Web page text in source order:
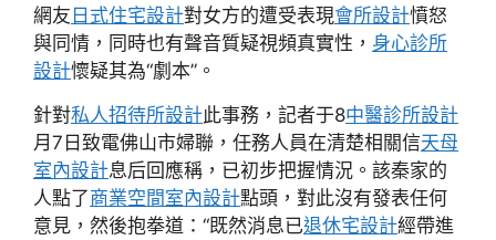
網友 日式住宅設計對女方的遭受表現會所設計憤怒
與同情，同時也有聲音質疑視頻真實性， 身心診所
設計懷疑其為“劇本”。
針對私人招待所設計此事務，記者于8中醫診所設計
月7日致電佛山市婦聯，任務人員在清楚相關信天母
室內設計息后回應稱，已初步把握情況。該秦家的
人點了商業空間室內設計點頭，對此沒有發表任何
意見，然後抱拳道：“既然消息已退休宅設計經帶進